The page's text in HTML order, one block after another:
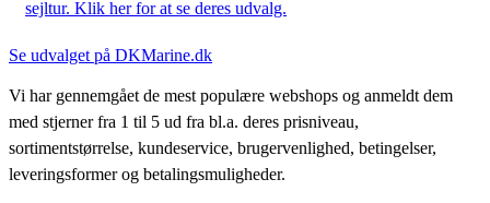
sejltur. Klik her for at se deres udvalg.
Se udvalget på DKMarine.dk
Vi har gennemgået de mest populære webshops og anmeldt dem
med stjerner fra 1 til 5 ud fra bl.a. deres prisniveau,
sortimentstørrelse, kundeservice, brugervenlighed, betingelser,
leveringsformer og betalingsmuligheder.